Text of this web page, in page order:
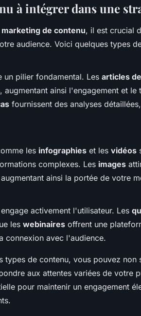
à intégrer dans une
marketing de contenu, il est crucial
audience. Voici quelques types
un pilier fondamental. Les articles
augmentant ainsi l'engagement et le
fournissent des analyses
les infographies et les vidéos
complexes. Les images
ainsi la portée de votre
engage activement l'utilisateur. Les
les webinaires offrent une
connexion avec l'audience.
types de contenu, vous pouvez
aux attentes variées de votre
pour maintenir un engagement